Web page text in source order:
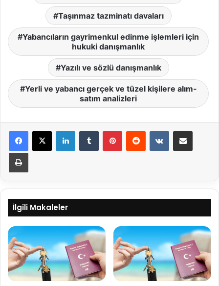
Taşınmaz tazminatı davaları
Yabancıların gayrimenkul edinme işlemleri için
hukuki danışmanlık
Yazılı ve sözlü danışmanlık
Yerli ve yabancı gerçek ve tüzel kişilere alım-
satım analizleri
LinkedInTumblr PinterestReddit VKontakteE-Posta ile paylaş
Yazdır
İlgili Makaleler